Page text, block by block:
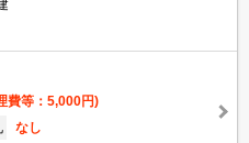
費等：5,000円)
なし